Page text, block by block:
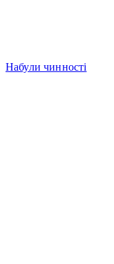
Набули чинності